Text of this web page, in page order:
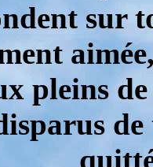
sur
pleins